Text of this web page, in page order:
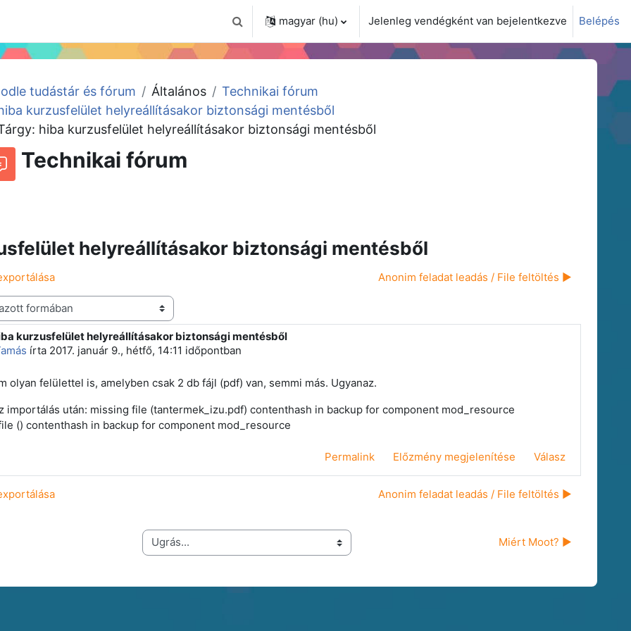
Keresési bemeneti adatok váltása
magyar ‎(hu)‎ Jelenleg vendégként van bejelentkezve Belépés
tudástár és fórum Általános
Technikai fórum
kurzusfelület helyreállításakor biztonsági mentésből
hiba kurzusfelület helyreállításakor biztonsági mentésből
Technikai fórum
helyreállításakor biztonsági mentésből
Anonim feladat leadás / File feltöltés ▶︎
kurzusfelület helyreállításakor biztonsági mentésből
írta 2017. január 9., hétfő, 14:11 időpontban
0
olyan felülettel is, amelyben csak 2 db fájl (pdf) van, semmi más. Ugyanaz.
importálás után: missing file (tantermek_izu.pdf) contenthash in backup for component mod_resource
() contenthash in backup for component mod_resource
Permalink Előzmény megjelenítése Válasz
Anonim feladat leadás / File feltöltés ▶︎
Ugrás... Miért Moot? ▶︎